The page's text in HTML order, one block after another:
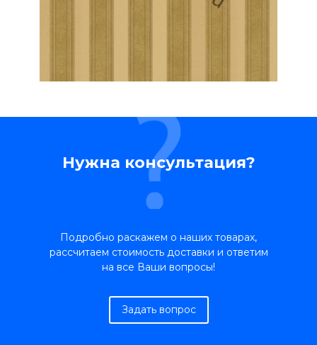
Нужна консультация?
Подробно раскажем о наших товарах,
рассчитаем стоимость доставки и ответим
на все Ваши вопросы!
Задать вопрос